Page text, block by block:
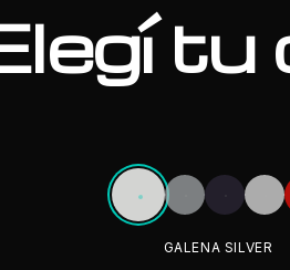
tu
GALENA SILVER